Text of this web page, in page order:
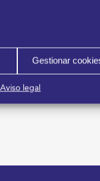
Gestionar
Aviso legal